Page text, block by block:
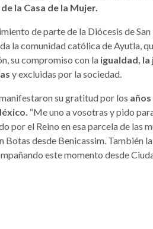
la Casa de la Mujer.
de parte de la Diócesis de
la comunidad católica de Ayutla,
su compromiso con laigualdad, la
y excluidas por la sociedad.
su gratitud por los
“Me uno a vosotras y pido
por el Reino en esa parcela de las
Botas desde Benicassim. También
este momento desde